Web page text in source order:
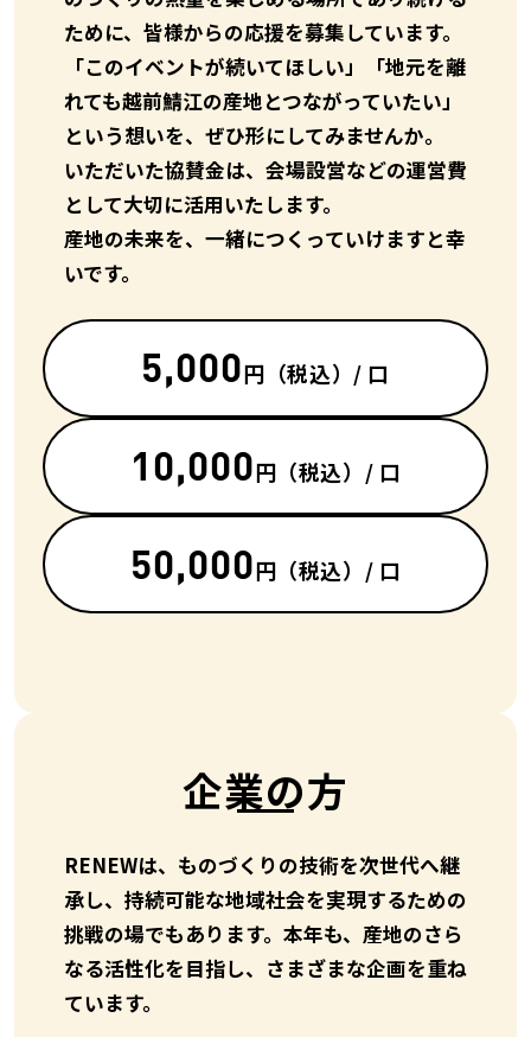
ために、皆様からの応援を募集しています。
「このイベントが続いてほしい」「地元を離
れても越前鯖江の産地とつながっていたい」
という想いを、ぜひ形にしてみませんか。
いただいた協賛金は、会場設営などの運営費
として大切に活用いたします。
産地の未来を、一緒につくっていけますと幸
いです。
5,000円 （税込）/ 口
10,000円 （税込）/ 口
50,000円 （税込）/ 口
企業の方
RENEWは、ものづくりの技術を次世代へ継
承し、持続可能な地域社会を実現するための
挑戦の場でもあります。本年も、産地のさら
なる活性化を目指し、さまざまな企画を重ね
ています。